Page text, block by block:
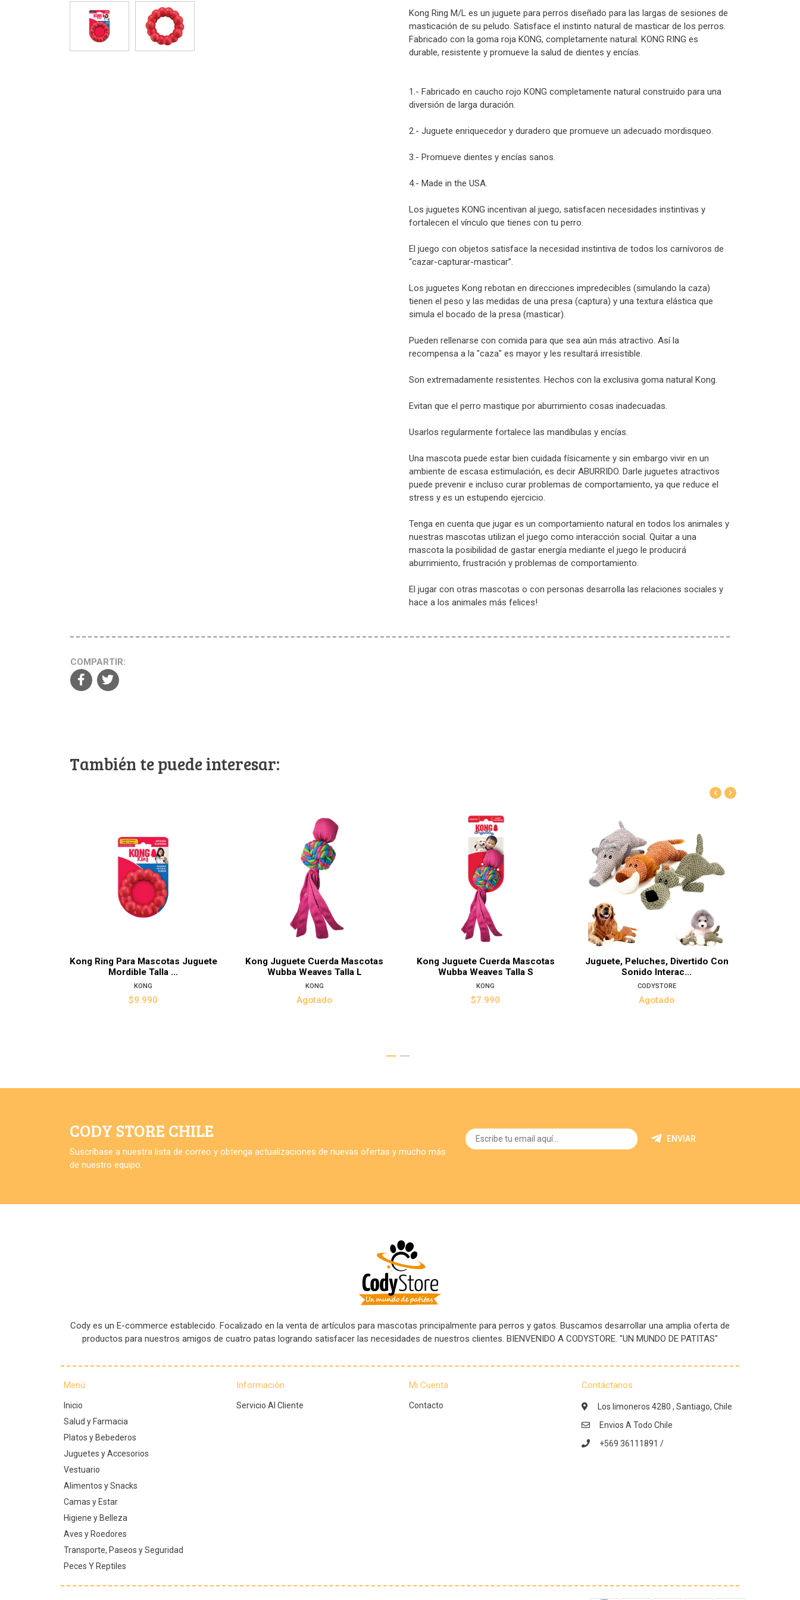
Kong Ring M/L es un juguete para perros diseñado para las largas de sesiones de
masticación de su peludo. Satisface el instinto natural de masticar de los perros.
Fabricado con la goma roja KONG, completamente natural. KONG RING es
durable, resistente y promueve la salud de dientes y encías.
1.- Fabricado en caucho rojo KONG completamente natural construido para una
diversión de larga duración.
2.- Juguete enriquecedor y duradero que promueve un adecuado mordisqueo.
3.- Promueve dientes y encías sanos.
4.- Made in the USA.
Los juguetes KONG incentivan al juego, satisfacen necesidades instintivas y
fortalecen el vínculo que tienes con tu perro.
El juego con objetos satisface la necesidad instintiva de todos los carnívoros de
“cazar-capturar-masticar”.
Los juguetes Kong rebotan en direcciones impredecibles (simulando la caza)
tienen el peso y las medidas de una presa (captura) y una textura elástica que
simula el bocado de la presa (masticar).
Pueden rellenarse con comida para que sea aún más atractivo. Así la
recompensa a la "caza" es mayor y les resultará irresistible.
Son extremadamente resistentes. Hechos con la exclusiva goma natural Kong.
Evitan que el perro mastique por aburrimiento cosas inadecuadas.
Usarlos regularmente fortalece las mandíbulas y encías.
Una mascota puede estar bien cuidada físicamente y sin embargo vivir en un
ambiente de escasa estimulación, es decir ABURRIDO. Darle juguetes atractivos
puede prevenir e incluso curar problemas de comportamiento, ya que reduce el
stress y es un estupendo ejercicio.
Tenga en cuenta que jugar es un comportamiento natural en todos los animales y
nuestras mascotas utilizan el juego como interacción social. Quitar a una
mascota la posibilidad de gastar energía mediante el juego le producirá
aburrimiento, frustración y problemas de comportamiento.
El jugar con otras mascotas o con personas desarrolla las relaciones sociales y
hace a los animales más felices!
COMPARTIR:
También te puede interesar:
Kong Ring Para Mascotas Juguete
Mordible Talla ...
KONG
$9.990
Ver detalles
Kong Juguete Cuerda Mascotas
Wubba Weaves Talla L
KONG
Agotado
Kong Juguete Cuerda Mascotas
Wubba Weaves Talla S
KONG
$7.990
Juguete, Peluches, Divertido Con
Sonido Interac...
CODYSTORE
Agotado
‹ ›
CODY STORE CHILE
Suscríbase a nuestra lista de correo y obtenga actualizaciones de nuevas ofertas y mucho más
de nuestro equipo.
ENVIAR
Cody es un E-commerce establecido. Focalizado en la venta de artículos para mascotas principalmente para perros y gatos. Buscamos desarrollar una amplia oferta de
productos para nuestros amigos de cuatro patas logrando satisfacer las necesidades de nuestros clientes. BIENVENIDO A CODYSTORE. "UN MUNDO DE PATITAS"
Menú
Inicio
Salud y Farmacia
Platos y Bebederos
Juguetes y Accesorios
Vestuario
Alimentos y Snacks
Camas y Estar
Higiene y Belleza
Aves y Roedores
Transporte, Paseos y Seguridad
Peces Y Reptiles
Información
Servicio Al Cliente
Mi Cuenta
Contacto
Contáctanos
Los limoneros 4280 , Santiago, Chile
Envios A Todo Chile
+569 36111891 /